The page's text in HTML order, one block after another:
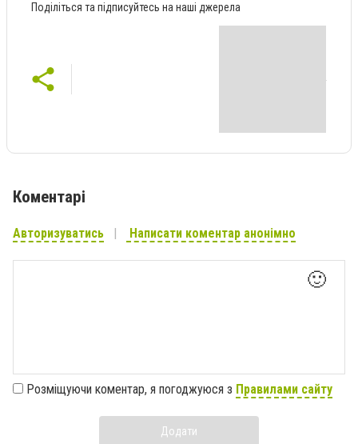
Поділіться та підписуйтесь на наші джерела
Коментарі
Авторизуватись Написати коментар анонімно
🙂
Розміщуючи коментар, я погоджуюся з Правилами сайту
Додати